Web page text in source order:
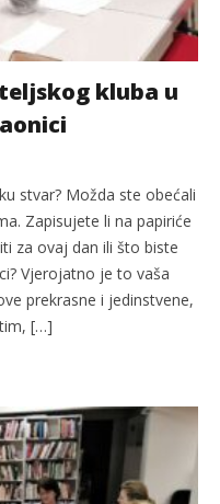
kluba u
stvar? Možda ste obećali
Zapisujete li na papiriće
za ovaj dan ili što biste
Vjerojatno je to vaša
prekrasne i jedinstvene,
[…]